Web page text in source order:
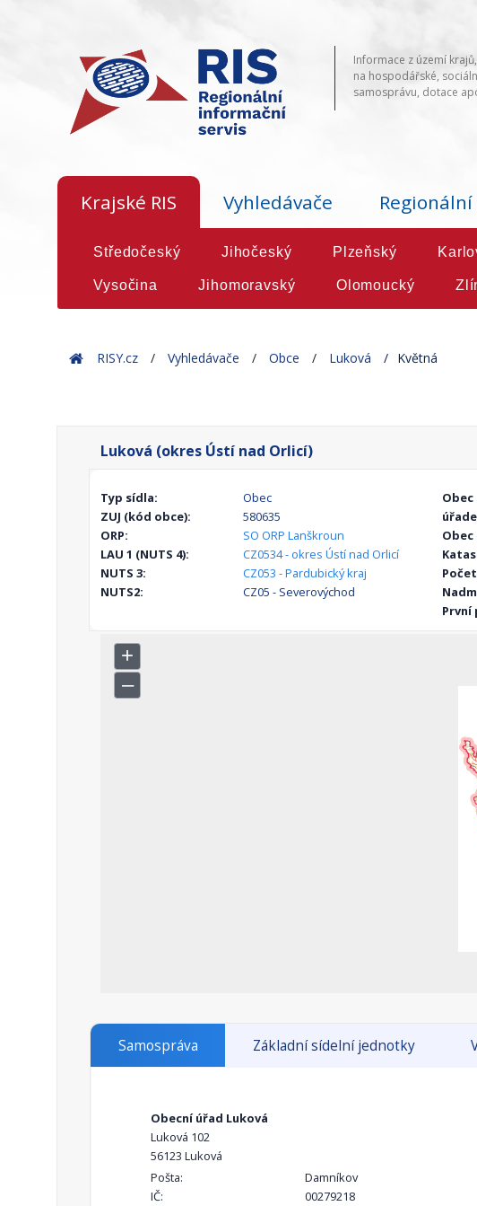
Informace z území
na hospodářské,
samosprávu, dotace
Krajské RIS Vyhledávače Regionální
Středočeský Jihočeský Plzeňský
Vysočina Jihomoravský Olomoucký
HomeRISY.cz Vyhledávače Obce Luková Květná
Luková (okres Ústí nad Orlicí)
Typ sídla:
Obec
ZUJ (kód obce):
580635
ORP:
SO ORP Lanškroun
LAU 1 (NUTS 4):
CZ0534 - okres Ústí nad Orlicí
NUTS 3:
CZ053 - Pardubický kraj
NUTS2:
CZ05 - Severovýchod
První
Samospráva Základní sídelní jednotky
Obecní úřad Luková
Luková 102
56123 Luková
Pošta:
Damníkov
IČ:
00279218